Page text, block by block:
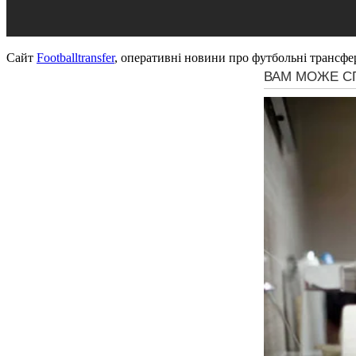
Сайт Footballtransfer, оперативні новини про футбольні